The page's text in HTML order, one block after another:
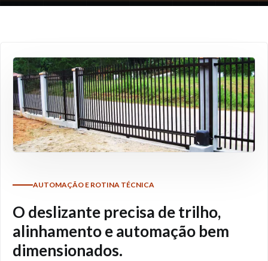
AUTOMAÇÃO E ROTINA TÉCNICA
O deslizante precisa de trilho,
alinhamento e automação bem
dimensionados.